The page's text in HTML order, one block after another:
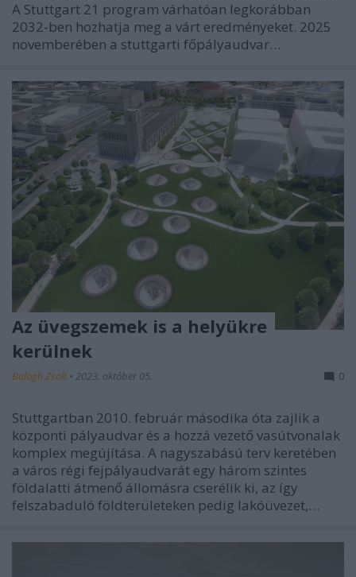
A Stuttgart 21 program várhatóan legkorábban
2032-ben hozhatja meg a várt eredményeket. 2025
novemberében a stuttgarti főpályaudvar…
Az üvegszemek is a helyükre
kerülnek
Balogh Zsolt • 2023. október 05. 0
Stuttgartban 2010. február másodika óta zajlik a
központi pályaudvar és a hozzá vezető vasútvonalak
komplex megújítása. A nagyszabású terv keretében
a város régi fejpályaudvarát egy három szintes
földalatti átmenő állomásra cserélik ki, az így
felszabaduló földterületeken pedig lakóüvezet,…